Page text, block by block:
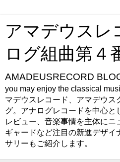
アマデウス
ログ組曲第４
AMADEUSRECORD
you may enjoy the classical
マデウスレコード、アマデウス
グ。アナログレコードを中心と
レビュー、音楽事情を主体にニ
ギャードなど注目の新進デザイ
サリーもご紹介します。